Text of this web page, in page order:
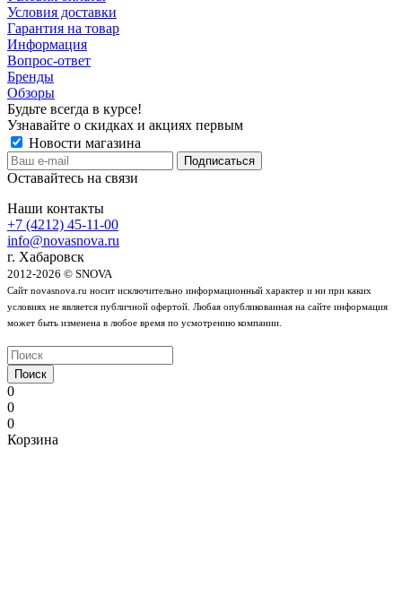
Условия доставки
Гарантия на товар
Информация
Вопрос-ответ
Бренды
Обзоры
Будьте всегда в курсе!
Узнавайте о скидках и акциях первым
Новости магазина
Оставайтесь на связи
Наши контакты
+7 (4212) 45-11-00
info@novasnova.ru
г. Хабаровск
2012-2026 © SNOVA
Сайт novasnova.ru носит исключительно информационный характер и ни при каких
условиях не является публичной офертой. Любая опубликованная на сайте информация
может быть изменена в любое время по усмотрению компании.
Поиск
0
0
0
Корзина